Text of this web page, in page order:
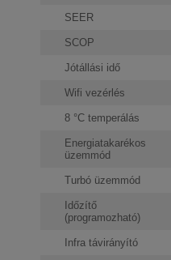
SEER
SCOP
Jótállási idő
Wifi vezérlés
8 °C temperálás
Energiatakarékos
üzemmód
Turbó üzemmód
Időzítő
(programozható)
Infra távirányító